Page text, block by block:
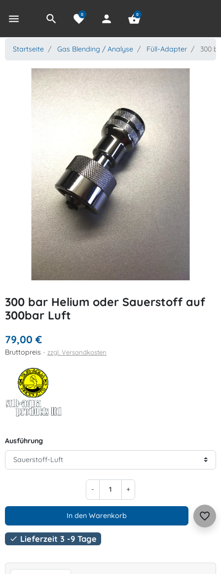
menu search favorite
0 person shopping_basket
0
Startseite Gas Blending / Analyse Füll-Adapter 300
300 bar Helium oder Sauerstoff auf
300bar Luft
79,00 €
Bruttopreis zzgl. Versandkosten
Ausführung
- +
In den Warenkorb favorite_border
 Lieferzeit 3 -9 Tage